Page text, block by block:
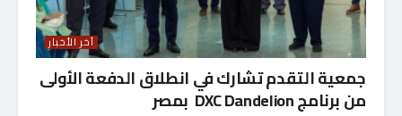
آخر الأخبار
جمعية التقدم تشارك في انطلاق الدفعة الأولى
من برنامج DXC Dandelion بمصر